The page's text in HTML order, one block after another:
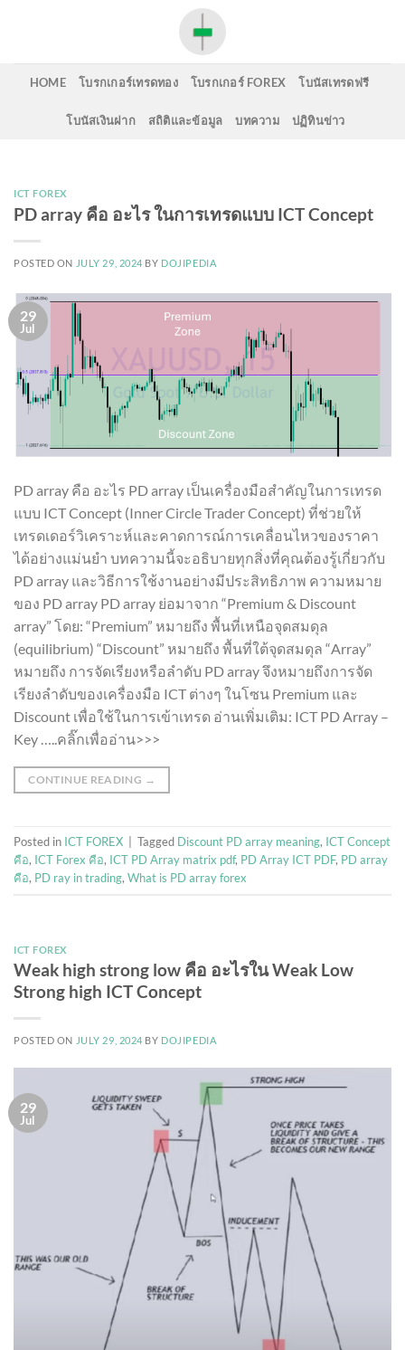
HOME โบรกเกอร์เทรดทอง โบรกเกอร์ FOREX โบนัสเทรดฟรี
โบนัสเงินฝาก สถิติและข้อมูล บทความ ปฏิทินข่าว
ICT FOREX
PD array คือ อะไร ในการเทรดแบบ ICT Concept
POSTED ON JULY 29, 2024 BY DOJIPEDIA
29
Jul
PD array คือ อะไร PD array เป็นเครื่องมือสำคัญในการเทรด
แบบ ICT Concept (Inner Circle Trader Concept) ที่ช่วยให้
เทรดเดอร์วิเคราะห์และคาดการณ์การเคลื่อนไหวของราคา
ได้อย่างแม่นยำ บทความนี้จะอธิบายทุกสิ่งที่คุณต้องรู้เกี่ยวกับ
PD array และวิธีการใช้งานอย่างมีประสิทธิภาพ ความหมาย
ของ PD array PD array ย่อมาจาก “Premium & Discount
array” โดย: “Premium” หมายถึง พื้นที่เหนือจุดสมดุล
(equilibrium) “Discount” หมายถึง พื้นที่ใต้จุดสมดุล “Array”
หมายถึง การจัดเรียงหรือลำดับ PD array จึงหมายถึงการจัด
เรียงลำดับของเครื่องมือ ICT ต่างๆ ในโซน Premium และ
Discount เพื่อใช้ในการเข้าเทรด อ่านเพิ่มเติม: ICT PD Array –
Key …..คลิ๊กเพื่ออ่าน>>>
CONTINUE READING →
Posted in ICT FOREX Tagged Discount PD array meaning, ICT Concept
คือ, ICT Forex คือ, ICT PD Array matrix pdf, PD Array ICT PDF, PD array
คือ, PD ray in trading, What is PD array forex
ICT FOREX
Weak high strong low คือ อะไรใน Weak Low
Strong high ICT Concept
POSTED ON JULY 29, 2024 BY DOJIPEDIA
29
Jul